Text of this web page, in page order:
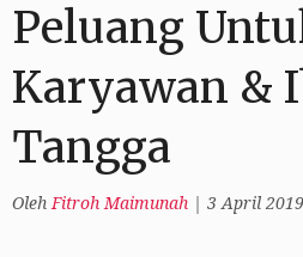
Peluang
Karyawan &
Tangga
Oleh Fitroh Maimunah 3 April 2019